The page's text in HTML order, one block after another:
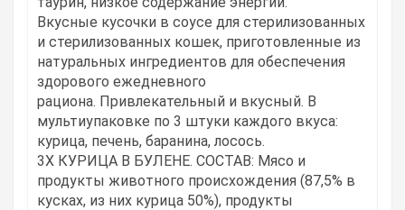
Вкусные кусочки в соусе для стерилизованных
и стерилизованных кошек, приготовленные из
натуральных ингредиентов для обеспечения
здорового ежедневного
рациона. Привлекательный и вкусный. В
мультиупаковке по 3 штуки каждого вкуса:
курица, печень, баранина, лосось.
3X КУРИЦА В БУЛЕНЕ. СОСТАВ: Мясо и
продукты животного происхождения (87,5% в
кусках, из них курица 50%), продукты